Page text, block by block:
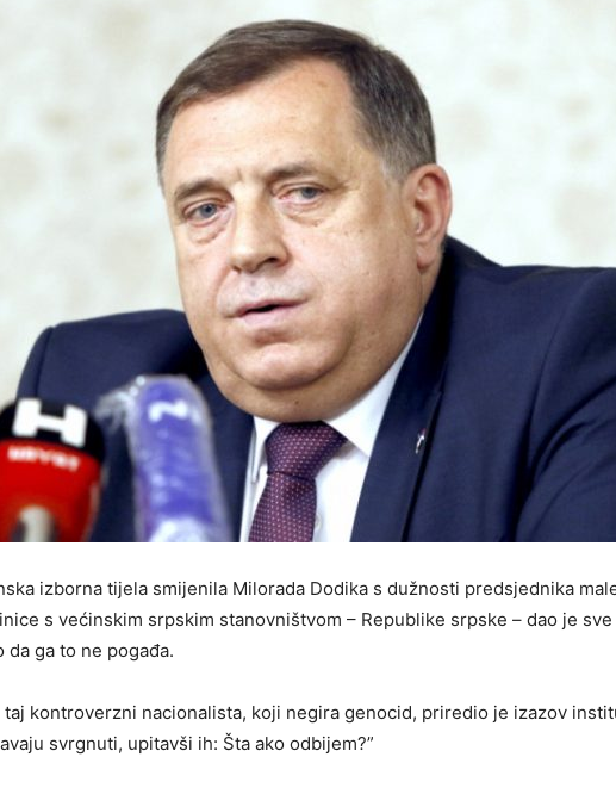
izborna tijela smijenila Milorada Dodika s dužnosti predsjednika
s većinskim srpskim stanovništvom – Republike srpske – dao je
da ga to ne pogađa.
taj kontroverzni nacionalista, koji negira genocid, priredio je izazov
svrgnuti, upitavši ih: Šta ako odbijem?”